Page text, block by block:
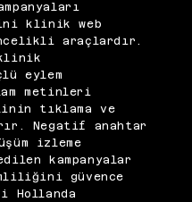
klinik web
araçlardır.
eylem
metinleri
tıklama ve
Negatif anahtar
izleme
kampanyalar
güvence
Hollanda